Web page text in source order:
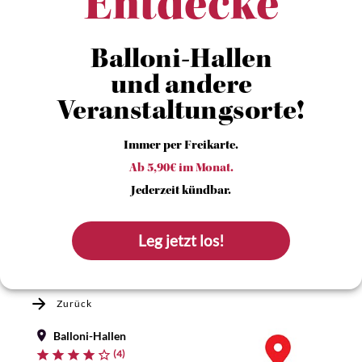
Balloni-Hallen
und andere
Veranstaltungsorte!
Immer per Freikarte.
Ab 5,90€ im Monat.
Jederzeit kündbar.
Leg jetzt los!
Zurück
Balloni-Hallen
(4)